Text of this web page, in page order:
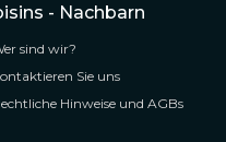
- Nachbarn
sind wir?
Sie uns
Hinweise und AGBs